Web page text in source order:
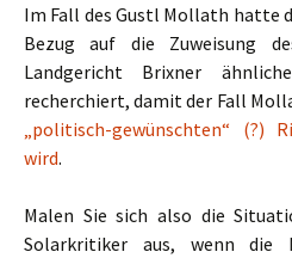
Im Fall des Gustl Mollath hatte
Bezug auf die Zuweisung
Landgericht Brixner
recherchiert, damit der Fall
„politisch-gewünschten“ (?)
wird.
Malen Sie sich also die
Solarkritiker aus, wenn die